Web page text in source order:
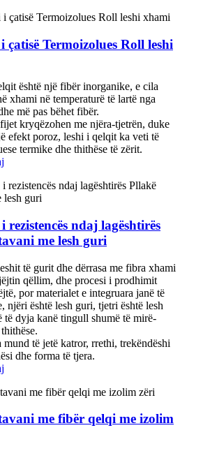
çatisë Termoizolues Roll leshi
është një fibër inorganike, e cila
xhami në temperaturë të lartë nga
më pas bëhet fibër.
kryqëzohen me njëra-tjetrën, duke
efekt poroz, leshi i qelqit ka veti të
termike dhe thithëse të zërit.
rezistencës ndaj lagështirës
me lesh guri
të gurit dhe dërrasa me fibra xhami
qëllim, dhe procesi i prodhimit
por materialet e integruara janë të
njëri është lesh guri, tjetri është lesh
të dyja kanë tingull shumë të mirë-
mund të jetë katror, ​​rrethi, trekëndëshi
dhe forma të tjera.
me fibër qelqi me izolim